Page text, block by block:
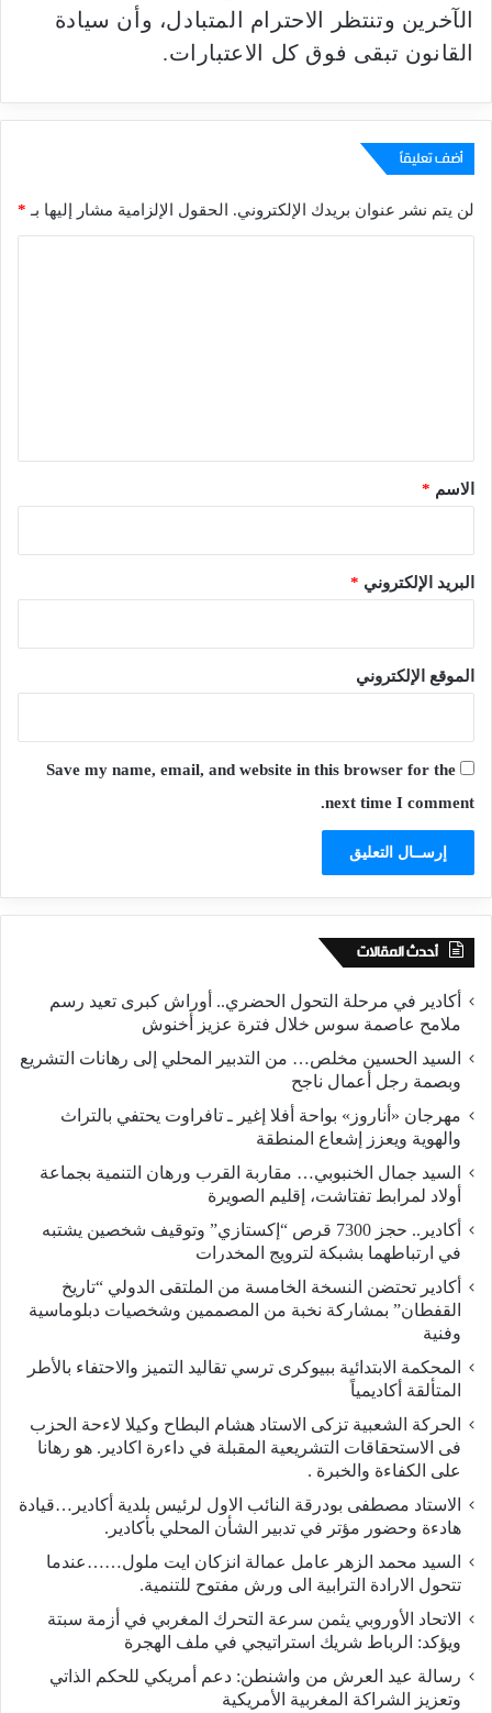
الآخرين وتنتظر الاحترام المتبادل، وأن سيادة
القانون تبقى فوق كل الاعتبارات.
أضف تعليقاً
لن يتم نشر عنوان بريدك الإلكتروني. الحقول الإلزامية مشار إليها بـ *
*الاسم *
البريد الإلكتروني *
الموقع الإلكتروني
Save my name, email, and website in this browser for the
next time I comment.
أحدث المقالات
أكادير في مرحلة التحول الحضري.. أوراش كبرى تعيد رسم
ملامح عاصمة سوس خلال فترة عزيز أخنوش
السيد الحسين مخلص… من التدبير المحلي إلى رهانات التشريع
وبصمة رجل أعمال ناجح
مهرجان «أناروز» بواحة أفلا إغير ـ تافراوت يحتفي بالتراث
والهوية ويعزز إشعاع المنطقة
السيد جمال الخنبوبي… مقاربة القرب ورهان التنمية بجماعة
أولاد لمرابط تفتاشت، إقليم الصويرة
أكادير.. حجز 7300 قرص “إكستازي” وتوقيف شخصين يشتبه
في ارتباطهما بشبكة لترويج المخدرات
أكادير تحتضن النسخة الخامسة من الملتقى الدولي “تاريخ
القفطان” بمشاركة نخبة من المصممين وشخصيات دبلوماسية
وفنية
المحكمة الابتدائية ببيوكرى ترسي تقاليد التميز والاحتفاء بالأطر
المتألقة أكاديمياً
الحركة الشعبية تزكى الاستاد هشام البطاح وكيلا لاءحة الحزب
فى الاستحقاقات التشريعية المقبلة في داءرة اكادير. هو رهانا
على الكفاءة والخبرة .
الاستاد مصطفى بودرقة النائب الاول لرئيس بلدية أكادير…قيادة
هادءة وحضور مؤتر في تدبير الشأن المحلي بأكادير.
السيد محمد الزهر عامل عمالة انزكان ايت ملول……عندما
تتحول الارادة الترابية الى ورش مفتوح للتنمية.
الاتحاد الأوروبي يثمن سرعة التحرك المغربي في أزمة سبتة
ويؤكد: الرباط شريك استراتيجي في ملف الهجرة
رسالة عيد العرش من واشنطن: دعم أمريكي للحكم الذاتي
وتعزيز الشراكة المغربية الأمريكية